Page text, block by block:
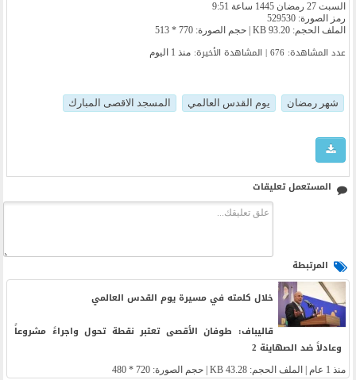
السبت 27 رمضان 1445 ساعة 9:51
رمز الصورة: 529530
الملف الحجم: 93.20 KB | حجم الصورة: 770 * 513
عدد المشاهدة: 676 | المشاهدة الأخیرة: منذ 1 اليوم
شهر رمضان يوم القدس العالمي المسجد الاقصى المبارك
المستعمل تعليقات
المرتبطة
خلال كلمته في مسيرة يوم القدس العالمي
قاليباف: طوفان الأقصى تعتبر نقطة تحول واجراءً مشروعاً
وعادلاً ضد الصهاينة 2
منذ 1 عام | الملف الحجم: 43.28 KB | حجم الصورة: 720 * 480